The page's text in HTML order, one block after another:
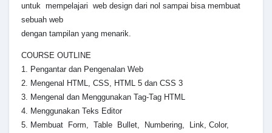
untuk mempelajari web design dari nol sampai bisa membuat
sebuah web
dengan tampilan yang menarik.
COURSE OUTLINE
1. Pengantar dan Pengenalan Web
2. Mengenal HTML, CSS, HTML 5 dan CSS 3
3. Mengenal dan Menggunakan Tag-Tag HTML
4. Menggunakan Teks Editor
5. Membuat Form, Table Bullet, Numbering, Link, Color,